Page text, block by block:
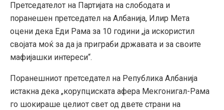
Претседателот на Партијата на слободата и
поранешен претседател на Албанија, Илир Мета
оцени дека Еди Рама за 10 години „ја искористил
својата моќ за да ја приграби државата и за своите
мафијашки интереси“.
Поранешниот претседател на Република Албанија
истакна дека „корупциската афера Мекгонигал-Рама
го шокираше целиот свет од двете страни на